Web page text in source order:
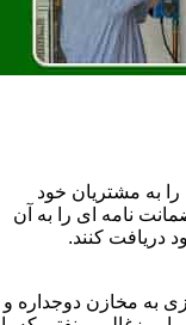
به مشتریان خود
نامه ای را به آن
دریافت کنند.
به مخازن دوجداره و